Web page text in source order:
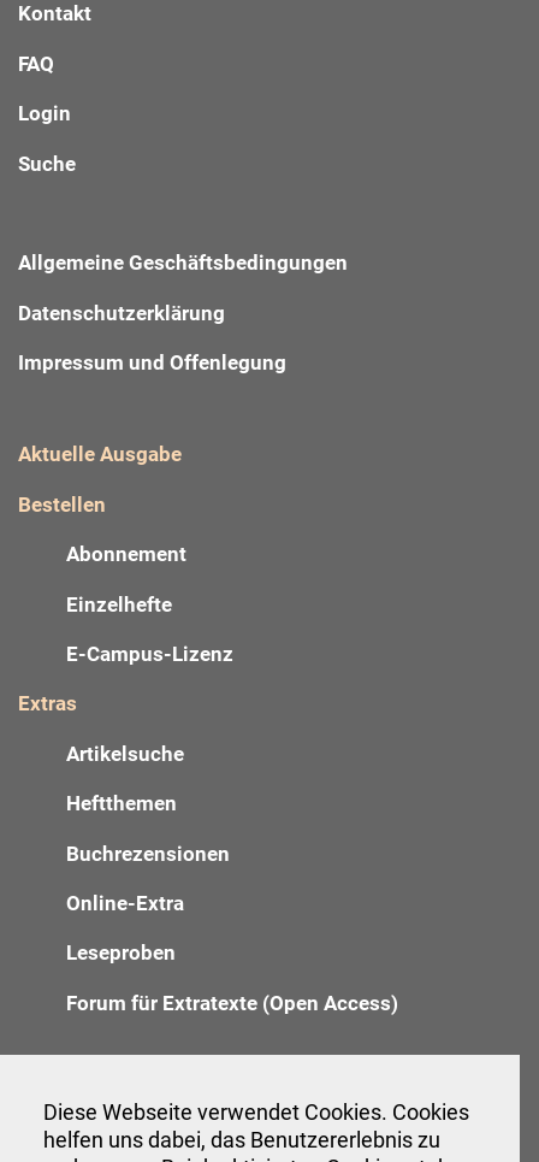
Diese Webseite verwendet Cookies. Cookies
helfen uns dabei, das Benutzererlebnis zu
Kontakt
FAQ
Login
Suche
Allgemeine Geschäftsbedingungen
Datenschutzerklärung
Impressum und Offenlegung
Aktuelle Ausgabe
Bestellen
Abonnement
Einzelhefte
E-Campus-Lizenz
Extras
Artikelsuche
Heftthemen
Buchrezensionen
Online-Extra
Leseproben
Forum für Extratexte (Open Access)
Anzeigenannahme